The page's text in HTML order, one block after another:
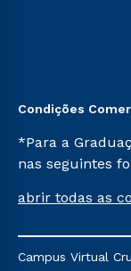
Condições
*Para a
nas seguintes
Já para as
mencionadas
abrir todas as
Campus Virtual